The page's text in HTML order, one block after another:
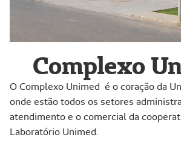
Complexo
O Complexo Unimed é o coração da
onde estão todos os setores
atendimento e o comercial da
Laboratório Unimed.